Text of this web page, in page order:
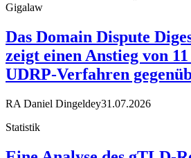
Gigalaw
Das Domain Dispute
zeigt einen Anstieg von
UDRP-Verfahren
RA Daniel Dingeldey31.07.2026
Statistik